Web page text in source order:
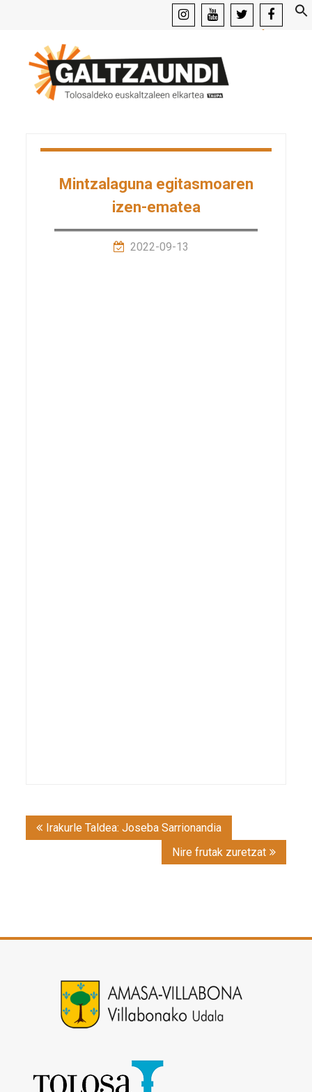
facebook
Mintzalaguna egitasmoaren
izen-ematea
2022-09-13
Post
navigation
Irakurle Taldea: Joseba Sarrionandia
Nire frutak zuretzat